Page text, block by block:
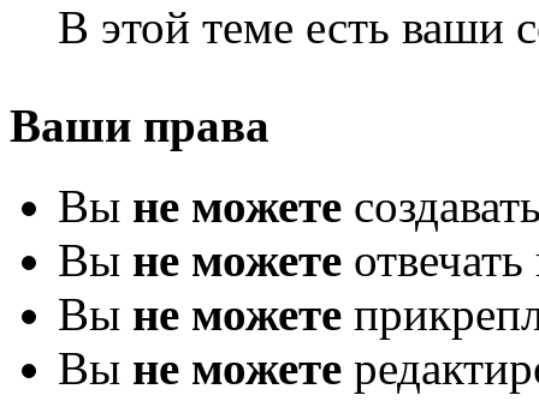
В этой теме есть ваши
Ваши права
Вы не можете
Вы не можете
Вы не можете
Вы не можете